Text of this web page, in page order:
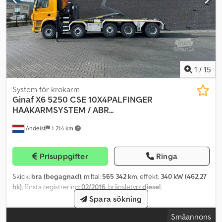
1 / 15
Andelst 1 214 km
System för krokarm
GinafX6 5250 CSE 10X4PALFINGER
HAAKARMSYSTEM / ABR...
Prisuppgifter Ringa
Skick: bra (begagnad), miltal: 565 342 km, effekt: 340 kW (462,27
hk), första registrering:02/2016, bränsletyp:diesel,
10x4, hjulbas:7 620 mm, bränsle:
bränsletankens kapacitet:500 l, färg:gul, förarhytt:dagskåp,
, total bredd:2 550
Småannons
Spara sökning